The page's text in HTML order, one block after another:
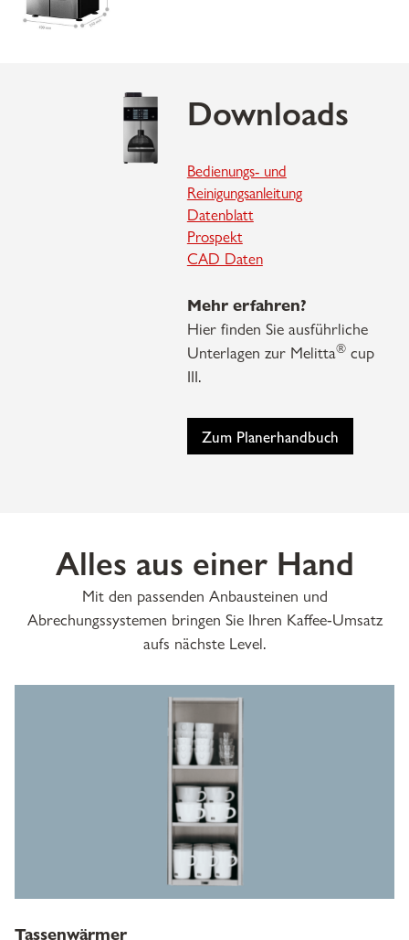
Downloads
Bedienungs- und
Reinigungsanleitung
Datenblatt
Prospekt
CAD Daten
Mehr erfahren?
Hier finden Sie ausführliche
Unterlagen zur Melitta®cup
III.
Zum Planerhandbuch
Alles aus einer Hand
Mit den passenden Anbausteinen und
Abrechungssystemen bringen Sie Ihren Kaffee-Umsatz
aufs nächste Level.
Tassenwärmer